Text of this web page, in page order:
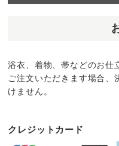
浴衣、着物、帯などのお仕
ご注文いただきます場合、
けません。
クレジットカード